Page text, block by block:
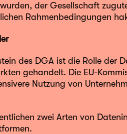
der Gesellschaft
Rahmenbedingungen
des DGA ist die Rolle der
gehandelt. Die EU-
Nutzung von
zwei Arten von